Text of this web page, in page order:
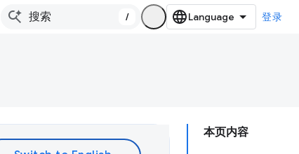
/ 登录
本页内容